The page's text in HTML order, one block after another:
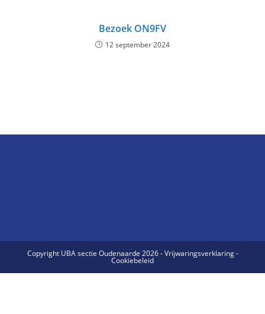
Bezoek ON9FV
12 september 2024
Copyright UBA sectie Oudenaarde 2026 - Vrijwaringsverklaring -
Cookiebeleid